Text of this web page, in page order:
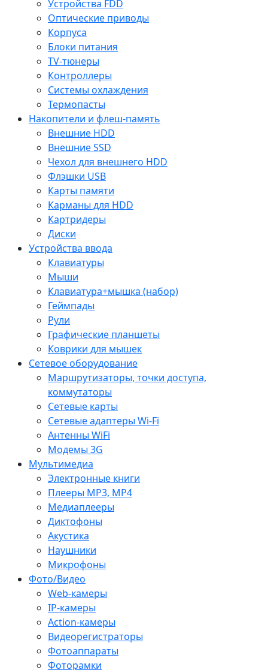
Устройства FDD
Оптические приводы
Корпуса
Блоки питания
TV-тюнеры
Контроллеры
Системы охлаждения
Термопасты
Накопители и флеш-память
Внешние HDD
Внешние SSD
Чехол для внешнего HDD
Флэшки USB
Карты памяти
Карманы для HDD
Картридеры
Диски
Устройства ввода
Клавиатуры
Мыши
Клавиатура+мышка (набор)
Геймпады
Рули
Графические планшеты
Коврики для мышек
Сетевое оборудование
Маршрутизаторы, точки доступа,
коммутаторы
Сетевые карты
Сетевые адаптеры Wi-Fi
Антенны WiFi
Модемы 3G
Мультимедиа
Электронные книги
Плееры MP3, MP4
Медиаплееры
Диктофоны
Акустика
Наушники
Микрофоны
Фото/Видео
Web-камеры
IP-камеры
Action-камеры
Видеорегистраторы
Фотоаппараты
Фоторамки